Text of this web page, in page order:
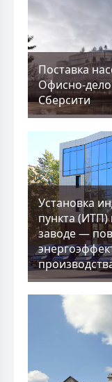
Поставка
Офисно-
Сберсити
Установка
пункта
заводе —